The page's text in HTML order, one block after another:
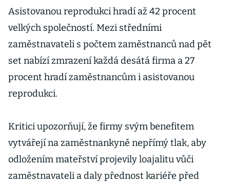
Babišových
fondů. Teď
zachraňují
české ženy
Asistovanou reprodukci hradí až 42 procent
velkých společností. Mezi středními
zaměstnavateli s počtem zaměstnanců nad pět
set nabízí zmrazení každá desátá firma a 27
procent hradí zaměstnancům i asistovanou
reprodukci.
Kritici upozorňují, že firmy svým benefitem
vytvářejí na zaměstnankyně nepřímý tlak, aby
odložením mateřství projevily loajalitu vůči
zaměstnavateli a daly přednost kariéře před